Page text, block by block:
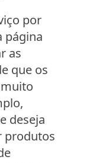
por
página
as
que os
deseja
produtos